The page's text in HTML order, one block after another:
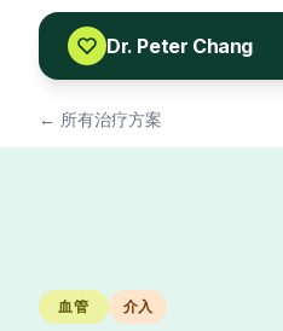
Skip to content
Dr. Peter Chang
← 所有治疗方案
血管 介入